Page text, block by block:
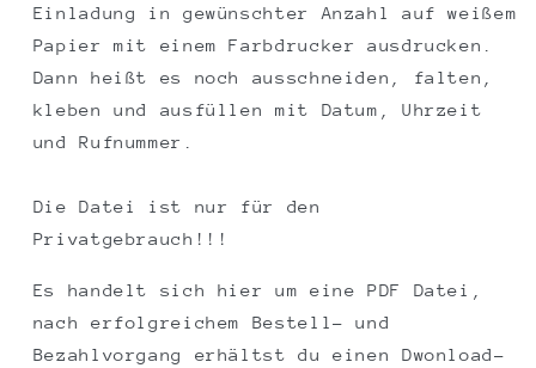
Einladung in gewünschter Anzahl auf weißem
Papier mit einem Farbdrucker ausdrucken.
Dann heißt es noch ausschneiden, falten,
kleben und ausfüllen mit Datum, Uhrzeit
und Rufnummer.
Die Datei ist nur für den
Privatgebrauch!!!
Es handelt sich hier um eine PDF Datei,
nach erfolgreichem Bestell- und
Bezahlvorgang erhältst du einen Dwonload-